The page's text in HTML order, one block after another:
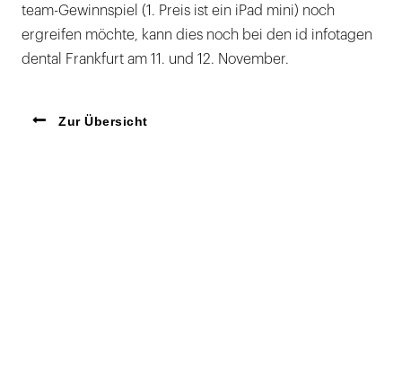
team-Gewinnspiel (1. Preis ist ein iPad mini) noch
ergreifen möchte, kann dies noch bei den id infotagen
dental Frankfurt am 11. und 12. November.
Zur Übersicht